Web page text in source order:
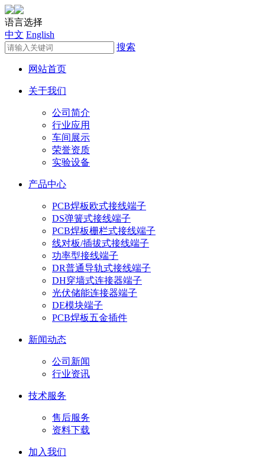
语言选择
中文 English
搜索
网站首页
关于我们
公司简介
行业应用
车间展示
荣誉资质
实验设备
产品中心
PCB焊板欧式接线端子
DS弹簧式接线端子
PCB焊板栅栏式接线端子
线对板/插拔式接线端子
功率型接线端子
DR普通导轨式接线端子
DH穿墙式连接器端子
光伏储能连接器端子
DE模块端子
PCB焊板五金插件
新闻动态
公司新闻
行业资讯
技术服务
售后服务
资料下载
加入我们